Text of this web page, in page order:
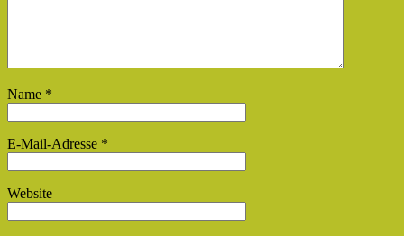
Name *
E-Mail-Adresse *
Website